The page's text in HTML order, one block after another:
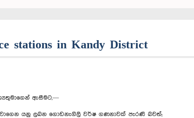
stations in Kandy District
ඇසීමට,—
යනු ලබන ‍ගොඩනැගිලි වර්ෂ ගණනාවක් පැරණි බවත්;